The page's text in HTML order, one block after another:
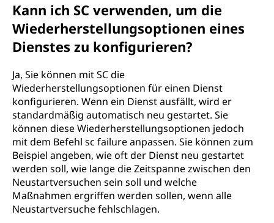
Kann ich SC verwenden, um die
Wiederherstellungsoptionen eines
Dienstes zu konfigurieren?
Ja, Sie können mit SC die
Wiederherstellungsoptionen für einen Dienst
konfigurieren. Wenn ein Dienst ausfällt, wird er
standardmäßig automatisch neu gestartet. Sie
können diese Wiederherstellungsoptionen jedoch
mit dem Befehl sc failure anpassen. Sie können zum
Beispiel angeben, wie oft der Dienst neu gestartet
werden soll, wie lange die Zeitspanne zwischen den
Neustartversuchen sein soll und welche
Maßnahmen ergriffen werden sollen, wenn alle
Neustartversuche fehlschlagen.